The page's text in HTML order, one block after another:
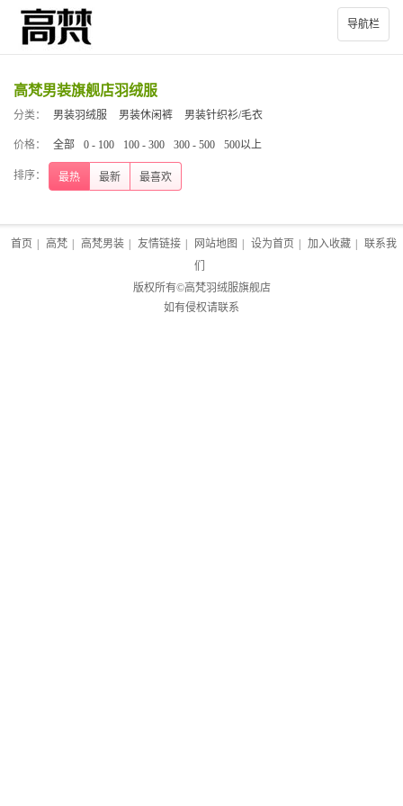
导航栏
高梵男装旗舰店羽绒服
分类： 男装羽绒服 男装休闲裤 男装针织衫/毛衣
价格： 全部 0 - 100 100 - 300 300 - 500 500以上
排序： 最热 最新 最喜欢
首页 高梵 高梵男装 友情链接 网站地图 设为首页 加入收藏
联系我
们
版权所有©高梵羽绒服旗舰店
如有侵权请联系